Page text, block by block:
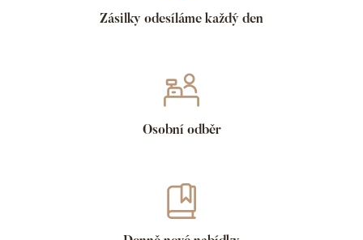
Zásilky odesíláme každý den
Osobní odběr